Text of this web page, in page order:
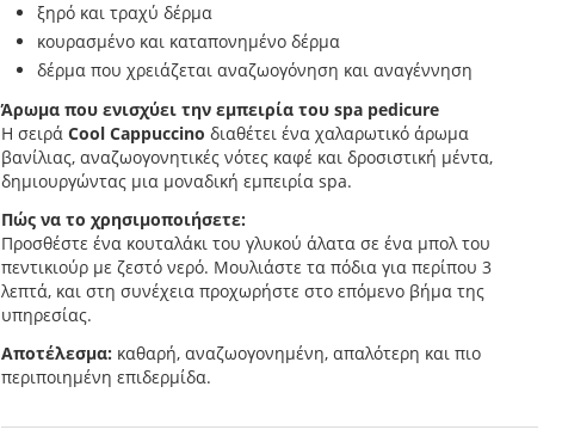
ξηρό και τραχύ δέρμα
κουρασμένο και καταπονημένο δέρμα
δέρμα που χρειάζεται αναζωογόνηση και αναγέννηση
Άρωμα που ενισχύει την εμπειρία του spa pedicure
Η σειρά Cool Cappuccino διαθέτει ένα χαλαρωτικό άρωμα
βανίλιας, αναζωογονητικές νότες καφέ και δροσιστική μέντα,
δημιουργώντας μια μοναδική εμπειρία spa.
Πώς να το χρησιμοποιήσετε:
Προσθέστε ένα κουταλάκι του γλυκού άλατα σε ένα μπολ του
πεντικιούρ με ζεστό νερό. Μουλιάστε τα πόδια για περίπου 3
λεπτά, και στη συνέχεια προχωρήστε στο επόμενο βήμα της
υπηρεσίας.
Αποτέλεσμα: καθαρή, αναζωογονημένη, απαλότερη και πιο
περιποιημένη επιδερμίδα.